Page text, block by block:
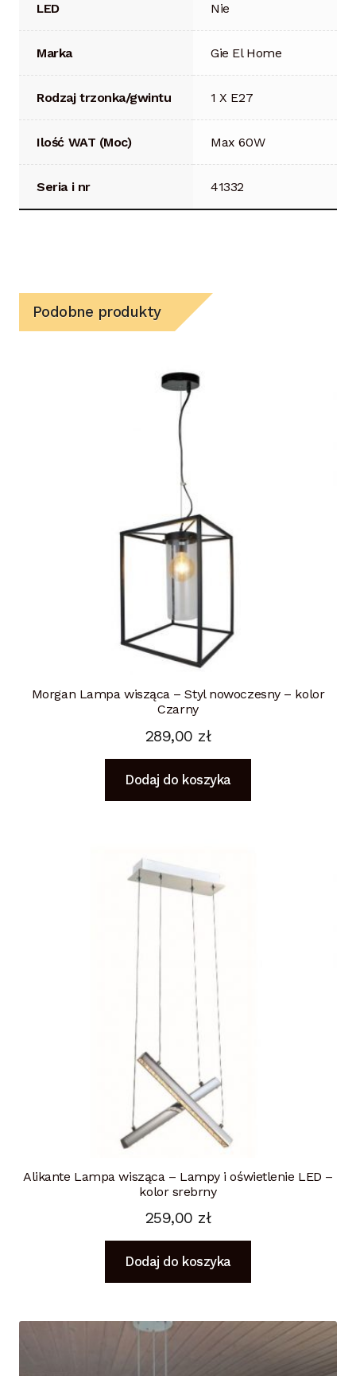
LED Nie
Marka Gie El Home
Rodzaj trzonka/gwintu 1 X E27
Ilość WAT (Moc) Max 60W
Seria i nr 41332
Podobne produkty
Morgan Lampa wisząca – Styl nowoczesny – kolor
Czarny
289,00 zł
Dodaj do koszyka
Alikante Lampa wisząca – Lampy i oświetlenie LED –
kolor srebrny
259,00 zł
Dodaj do koszyka